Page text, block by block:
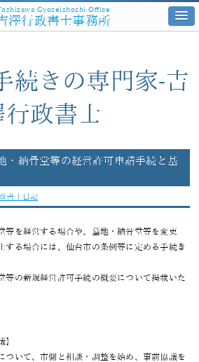
Gyoseishoshi Office
澤行政書士事務所
続きの専門家-吉
行政書士
・納骨堂等の経営許可申請手続と基
書士日記
等を経営する場合や、墓地・納骨堂等を変更
する場合には、仙台市の条例等に定める手続き
等の新規経営許可手続の概要について掲載いた
】
ついて、市側と相談・調整を始め、事前協議を